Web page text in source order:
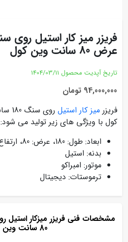
عرض 80 سانت وین کول
تاریخ آپدیت محصول 1404/03/11
94,000,000 تومان
فریزر میز کار استیل
کول با ویژگی های زیر تولید می شود:
ابعاد: طول: 180، عرض: 80، ارتفاع: 85 سانتی متر
بدنه: استیل
موتور: امبراکو
ترموستات: دیجیتال
80 سانت وین کول